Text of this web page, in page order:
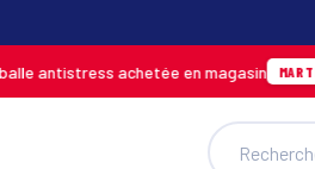
achetée en magasin MARTINIQUE Hier